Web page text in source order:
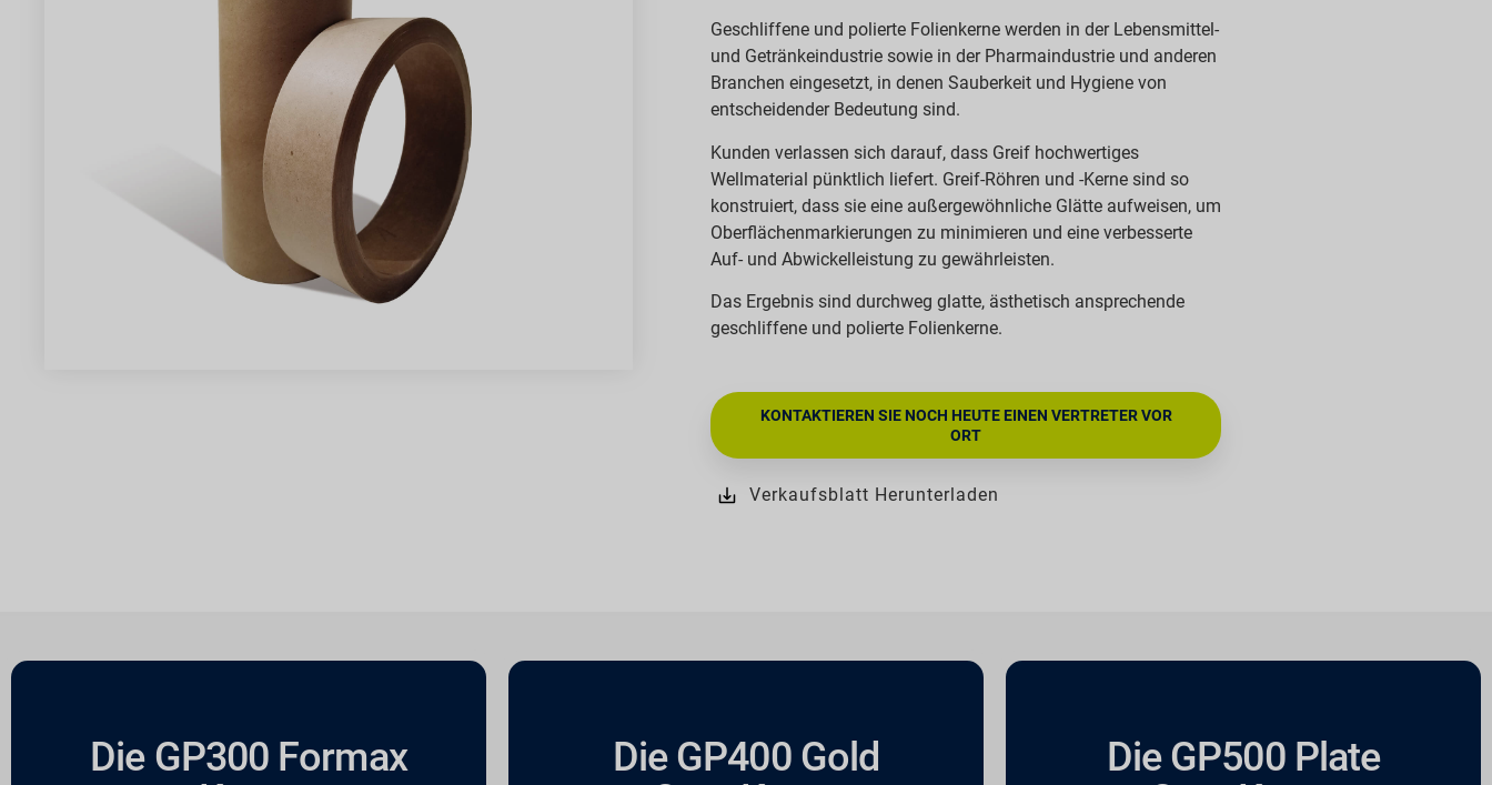
Geschliffene und polierte Folienkerne werden in der Lebensmittel-
und Getränkeindustrie sowie in der Pharmaindustrie und anderen
Branchen eingesetzt, in denen Sauberkeit und Hygiene von
entscheidender Bedeutung sind.
Kunden verlassen sich darauf, dass Greif hochwertiges
Wellmaterial pünktlich liefert. Greif-Röhren und -Kerne sind so
konstruiert, dass sie eine außergewöhnliche Glätte aufweisen, um
Oberflächenmarkierungen zu minimieren und eine verbesserte
Auf- und Abwickelleistung zu gewährleisten.
Das Ergebnis sind durchweg glatte, ästhetisch ansprechende
geschliffene und polierte Folienkerne.
KONTAKTIEREN SIE NOCH HEUTE EINEN VERTRETER VOR
ORT
Verkaufsblatt Herunterladen
Die GP300 Formax
Die GP400 Gold
Die GP500 Plate